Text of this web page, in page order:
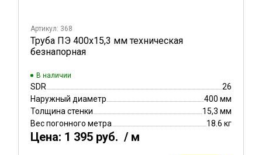
Артикул: 368
Труба ПЭ 400x15,3 мм техническая
безнапорная
В наличии
SDR
26
Наружный диаметр
400 мм
Толщина стенки
15,3 мм
Вес погонного метра
18.6 кг
Цена: 1 395 руб. / м